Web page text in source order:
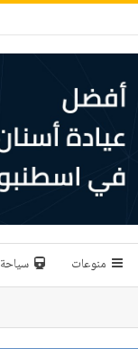
منوعات سياحة